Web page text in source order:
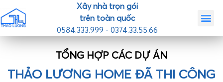
Xây nhà trọn gói
trên toàn quốc
0584.333.999 - 0374.33.55.66
TỔNG HỢP CÁC DỰ ÁN
THẢO LƯƠNG HOME ĐÃ THI CÔNG